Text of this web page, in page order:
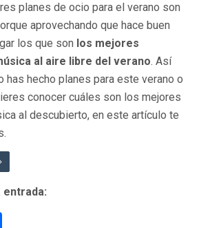
planes de ocio para el verano son
aprovechando que hace buen
los que son los mejores
al aire libre del verano. Así
has hecho planes para este verano o
conocer cuáles son los mejores
al descubierto, en este artículo te
entrada: